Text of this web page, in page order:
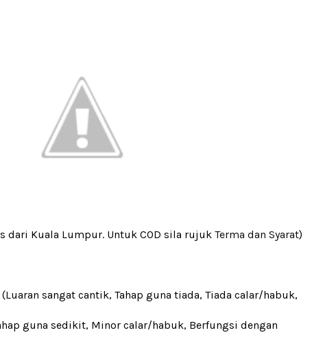
dari Kuala Lumpur. Untuk COD sila rujuk Terma dan Syarat)
sangat cantik, Tahap guna tiada, Tiada calar/habuk,
guna sedikit, Minor calar/habuk, Berfungsi dengan